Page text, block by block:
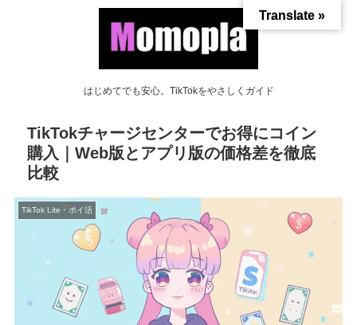
はじめてでも安心。TikTokをやさしくガイド
TikTokチャージセンターでお得にコイン
購入｜Web版とアプリ版の価格差を徹底
比較
TikTok Lite・ポイ活
Translate »